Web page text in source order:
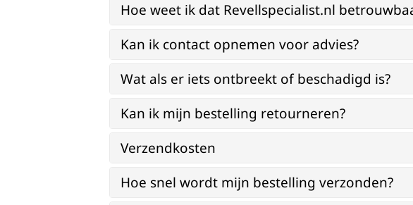
Hoe weet ik dat Revellspecialist.nl
Kan ik contact opnemen voor advies?
Wat als er iets ontbreekt of beschadigd is?
Kan ik mijn bestelling retourneren?
Verzendkosten
Hoe snel wordt mijn bestelling verzonden?